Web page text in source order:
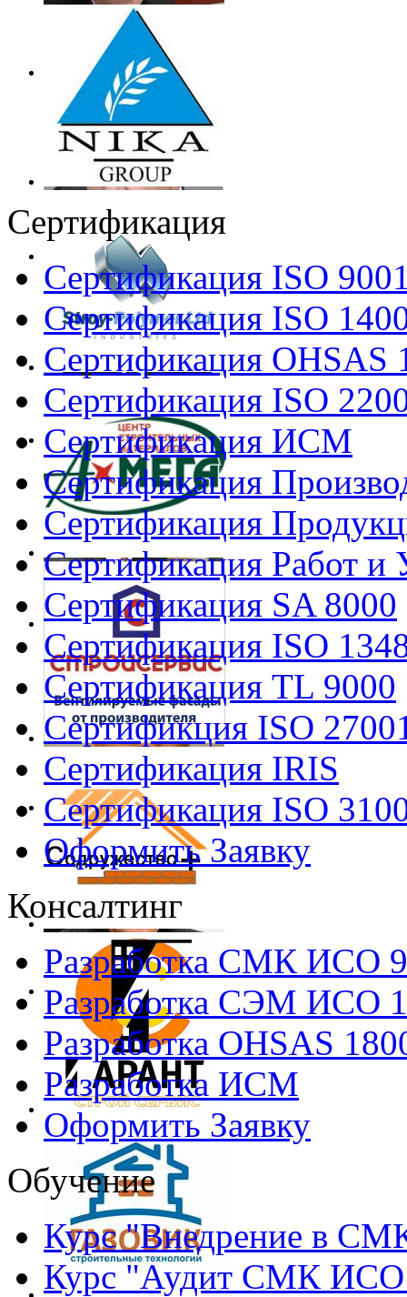
Сертификация
Сертификация ISO
Сертификация ISO
Сертификация OHSAS
Сертификация ISO
Сертификация ИСМ
Сертификация
Сертификация
Сертификация Работ и
Сертификация SA 8000
Сертификация ISO
Сертификация TL 9000
Сертификция ISO
Сертификация IRIS
Сертификация ISO
Оформить Заявку
Консалтинг
Разработка СМК ИСО
Разработка СЭМ ИСО
Разработка OHSAS
Разработка ИСМ
Оформить Заявку
Обучение
Курс "Внедрение в
Курс "Аудит СМК ИСО